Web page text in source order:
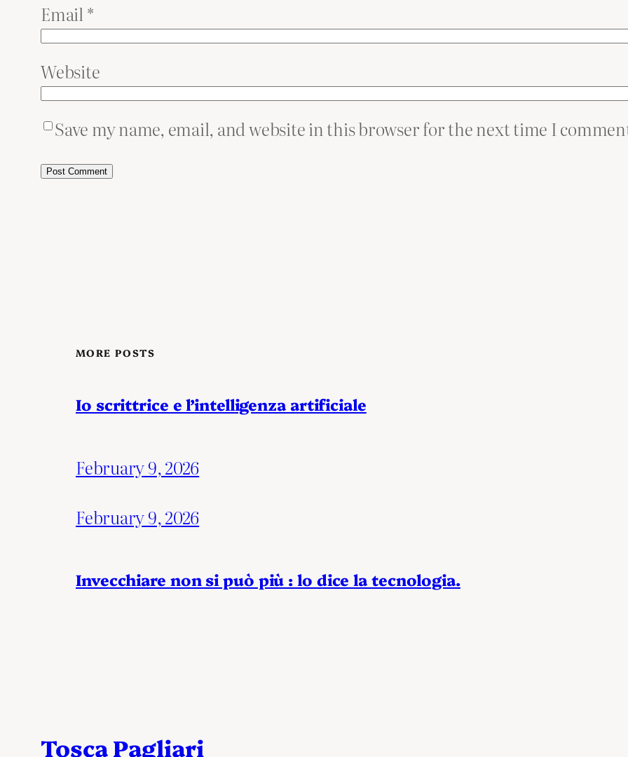
Email *
Website
Save my name, email, and website in this browser for the next time I
MORE POSTS
Io scrittrice e l’intelligenza artificiale
February 9, 2026
February 9, 2026
Invecchiare non si può più : lo dice la tecnologia.
Tosca Pagliari